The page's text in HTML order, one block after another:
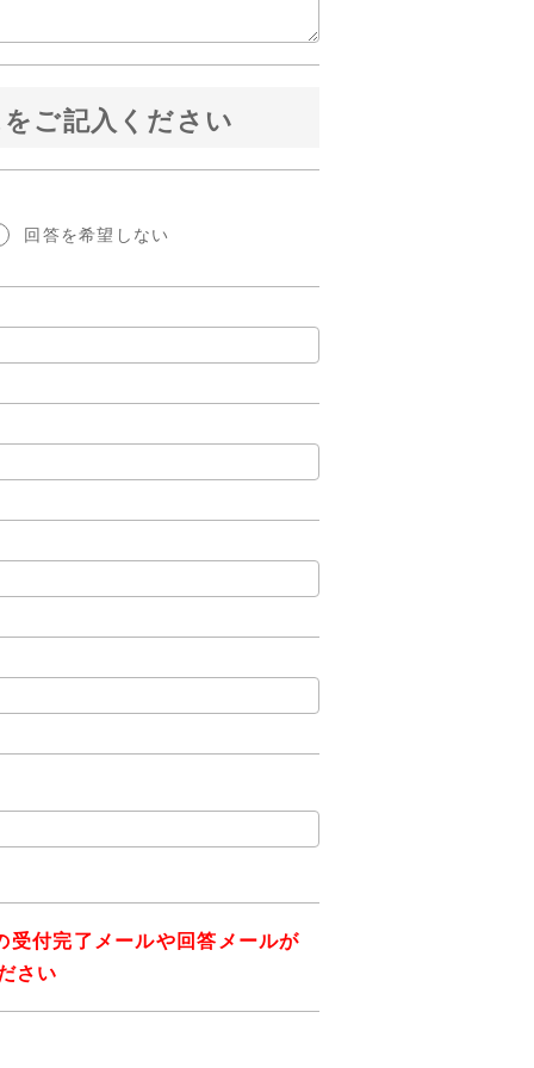
ご記入ください
回答を希望しない
受付完了メールや回答メールが
さい